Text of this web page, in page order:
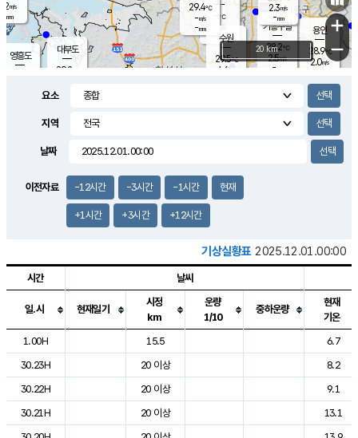
m/s
mm
영흥도
용인
28.9℃
2.0m/s
3.4m/s
대부도
29.2
- ℃
m/s
mm
기흥구갈
28.2℃
2.5m/s
-
29.4℃
-m/s
-mm
2.3m/s
-mm
수원
29.5℃
4.6 m/s
+
−
20 km
요소
지역
날짜
이전자료 -12시간 -3시간 -1시간 현재
+1시간 +3시간 +12시간
기상실황표 2025.12.01.00:00
도시별 기상실황표로 지점, 날씨, 기온, 강수, 바람, 기압등을 안내한 표입
시간 날씨
일.시 현재일기
시정
km
운량
1/10
중하운량
현재
기온
1.00H
15.5
6.7
30.23H
20 이상
8.2
30.22H
20 이상
9.1
30.21H
20 이상
13.1